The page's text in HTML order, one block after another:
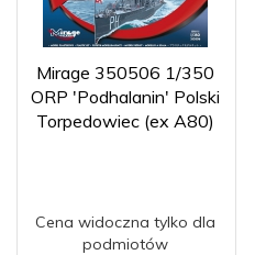
Mirage 350506 1/350
ORP 'Podhalanin' Polski
Torpedowiec (ex A80)
Cena widoczna tylko dla
podmiotów